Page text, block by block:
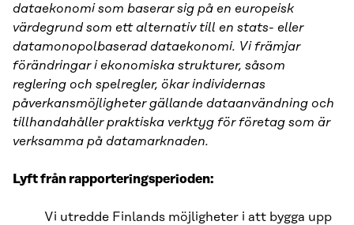
dataekonomi som baserar sig på en europeisk
värdegrund som ett alternativ till en stats- eller
datamonopolbaserad dataekonomi. Vi främjar
förändringar i ekonomiska strukturer, såsom
reglering och spelregler, ökar individernas
påverkansmöjligheter gällande dataanvändning och
tillhandahåller praktiska verktyg för företag som är
verksamma på datamarknaden.
Lyft från rapporteringsperioden:
Vi utredde Finlands möjligheter i att bygga upp